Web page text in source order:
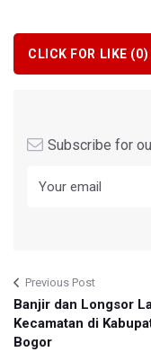
CLICK FOR LIKE (0)
Subscribe for
Previous Post
Banjir dan Longsor
Kecamatan di
Bogor